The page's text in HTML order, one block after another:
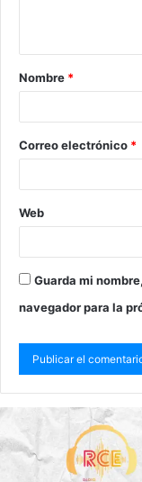
Nombre *
Correo electrónico *
Web
Guarda mi
navegador para la